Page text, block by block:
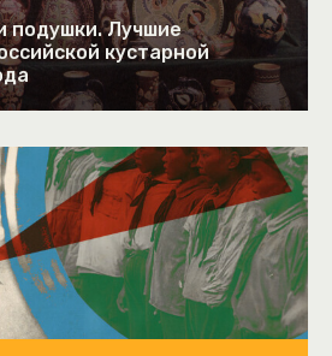
подушки. Лучшие
кустарной